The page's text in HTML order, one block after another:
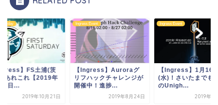
】FS土浦(茨
あれこれ【2019年
2日...
2019年10月21日
Ingress Event
【Ingress】Auroraグ
リフハックチャレンジが
開催中！進捗...
2019年8月24日
Ingress Event
【Ingress】1月16
(水)！さいたまでも
のUnigh...
2019年1